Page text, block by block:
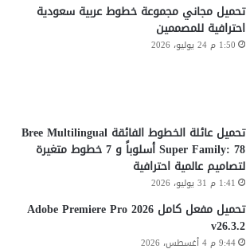
تحميل مجاني مجموعة خطوط عربية سعودية
احترافية للمصممين
1:50 م 24 يوليو، 2026
تحميل عائلة الخطوط الفائقة Bree Multilingual
Super Family: 78 أسلوباً و 7 خطوط متغيرة
لتصاميم عالمية احترافية
1:41 م 31 يوليو، 2026
تحميل مفعل كامل Adobe Premiere Pro 2026
v26.3.2
9:44 م 4 أغسطس، 2026